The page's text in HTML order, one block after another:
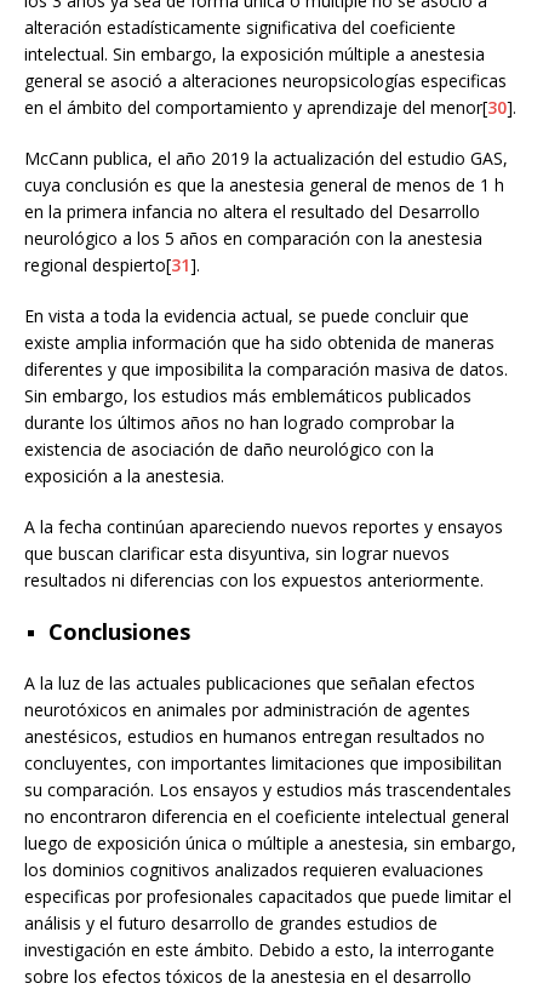
alteración estadísticamente significativa del coeficiente
intelectual. Sin embargo, la exposición múltiple a anestesia
general se asoció a alteraciones neuropsicologías especificas
en el ámbito del comportamiento y aprendizaje del menor[30].
McCann publica, el año 2019 la actualización del estudio GAS,
cuya conclusión es que la anestesia general de menos de 1 h
en la primera infancia no altera el resultado del Desarrollo
neurológico a los 5 años en comparación con la anestesia
regional despierto[31].
En vista a toda la evidencia actual, se puede concluir que
existe amplia información que ha sido obtenida de maneras
diferentes y que imposibilita la comparación masiva de datos.
Sin embargo, los estudios más emblemáticos publicados
durante los últimos años no han logrado comprobar la
existencia de asociación de daño neurológico con la
exposición a la anestesia.
A la fecha continúan apareciendo nuevos reportes y ensayos
que buscan clarificar esta disyuntiva, sin lograr nuevos
resultados ni diferencias con los expuestos anteriormente.
Conclusiones
A la luz de las actuales publicaciones que señalan efectos
neurotóxicos en animales por administración de agentes
anestésicos, estudios en humanos entregan resultados no
concluyentes, con importantes limitaciones que imposibilitan
su comparación. Los ensayos y estudios más trascendentales
no encontraron diferencia en el coeficiente intelectual general
luego de exposición única o múltiple a anestesia, sin embargo,
los dominios cognitivos analizados requieren evaluaciones
especificas por profesionales capacitados que puede limitar el
análisis y el futuro desarrollo de grandes estudios de
investigación en este ámbito. Debido a esto, la interrogante
sobre los efectos tóxicos de la anestesia en el desarrollo